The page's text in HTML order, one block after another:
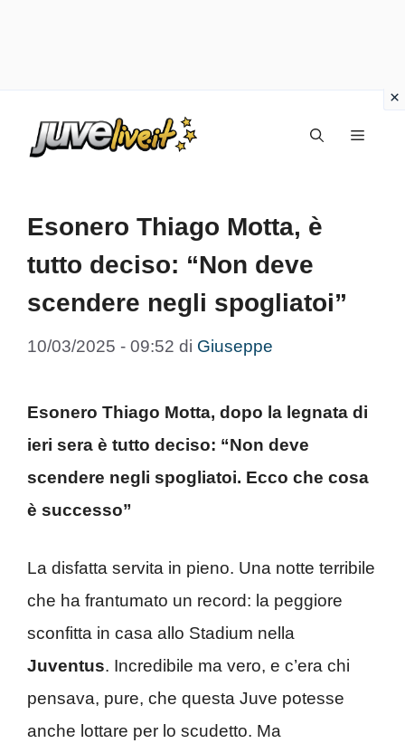
Menu
Esonero Thiago Motta, è
tutto deciso: “Non deve
scendere negli spogliatoi”
10/03/2025 - 09:52 di Giuseppe
Esonero Thiago Motta, dopo la legnata di
ieri sera è tutto deciso: “Non deve
scendere negli spogliatoi. Ecco che cosa
è successo”
La disfatta servita in pieno. Una notte terribile
che ha frantumato un record: la peggiore
sconfitta in casa allo Stadium nella
Juventus. Incredibile ma vero, e c’era chi
pensava, pure, che questa Juve potesse
anche lottare per lo scudetto. Ma